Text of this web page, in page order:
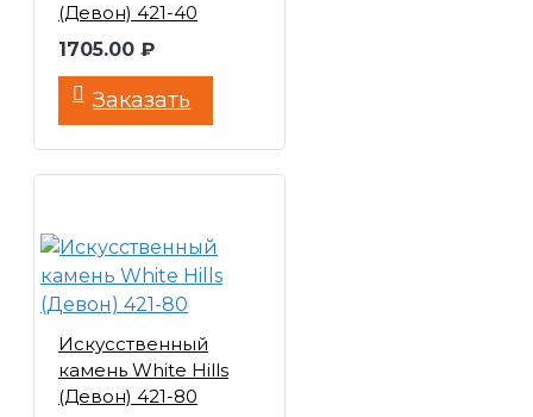
(Девон) 421-40
1705.00 ₽
Заказать
Искусственный
камень White Hills
(Девон) 421-80